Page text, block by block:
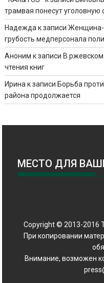
трамвая понесут уголовную
Надежда к записиЖенщина-
грубость медперсонала
Аноним к записи В ржевском
чтения книг
Ирина к записи Борьба
района продолжается
МЕСТО ДЛЯ
Copyright © 2013-2016
При копировании
Внимание, возможен